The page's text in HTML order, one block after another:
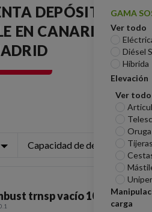
GAMA
Ver todo
Diésel
Híbrida
Elevación
Ver todo
carga
DEPÓSITOS DE
EN CANARIAS Y
Capacidad de depósito (L)
trnsp vacío 1000 l